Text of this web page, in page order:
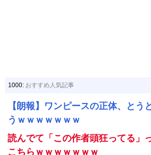
1000: おすすめ人気記事
【朗報】ワンピースの正体、とう
うｗｗｗｗｗｗｗ
読んでて「この作者頭狂ってる」
こちらｗｗｗｗｗｗｗ